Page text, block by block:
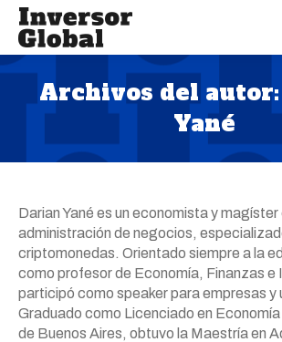
Archivos del autor:
Yané
Estás aquí:
Darian Yané es un economista y magíster
administración de negocios,
criptomonedas. Orientado siempre a la
como profesor de Economía, Finanzas e
participó como speaker para empresas y
Graduado como Licenciado en Economía
de Buenos Aires, obtuvo la Maestría en